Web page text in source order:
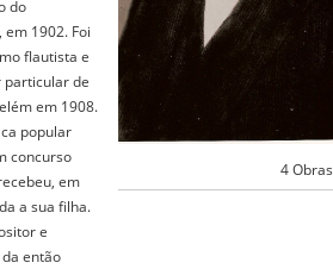
do
1902. Foi
flautista e
particular de
em 1908.
popular
concurso
em
a sua filha.
e
então
4 Obras